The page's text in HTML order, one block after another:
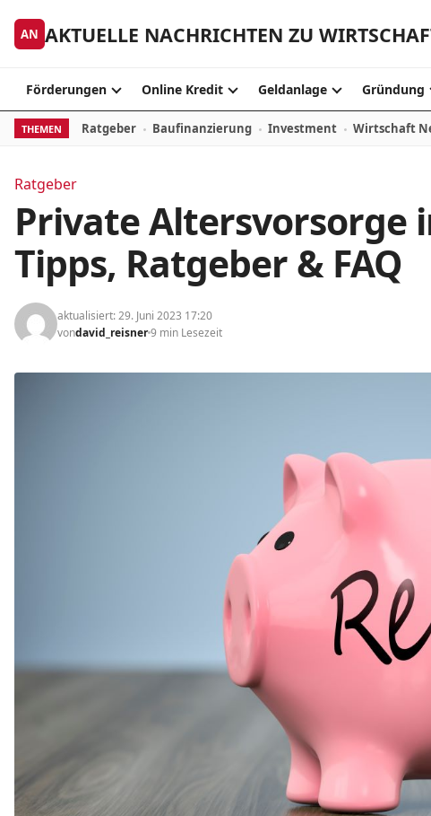
AN AKTUELLE NACHRICHTEN ZU
Förderungen Online Kredit Geldanlage Gründung
THEMEN Ratgeber Baufinanzierung Investment Wirtschaft
Ratgeber
Private Altersvorsorge
Tipps, Ratgeber & FAQ
aktualisiert: 29. Juni 2023 17:20
vondavid_reisner9 min Lesezeit